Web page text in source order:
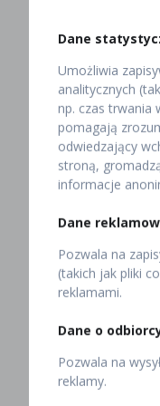
Po drugie, różnicę
mleka krowiego
jest ostrzejszy,
wędzenia (dymu).
Tajemnica smaku
przygotowany.
rejonie Tatr, w tym
ludowej. Ich
rezultacie do sera,
góralskiego.
Po trzecie,
od sera z mleka
przekroić nożem.
podczas jedzenia,
Wiesz już, jak
Dane
Umożliwia
analitycznych
np. czas trwania
pomagają
odwiedzający
stroną,
informacje
Dane
Pozwala na
(takich jak pliki
reklamami.
Dane o
Pozwala na
reklamy.